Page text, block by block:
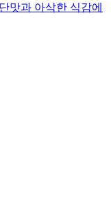
맛과 아삭한 식감에